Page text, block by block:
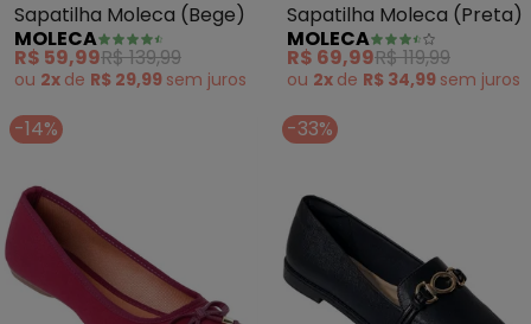
Sapatilha Moleca (Bege)
MOLECA
R$ 59,99R$ 139,99
ou 2x de R$ 29,99 sem juros
Sapatilha Moleca (Preta)
MOLECA
R$ 69,99R$ 119,99
ou 2x de R$ 34,99 sem juros
-14% -33%